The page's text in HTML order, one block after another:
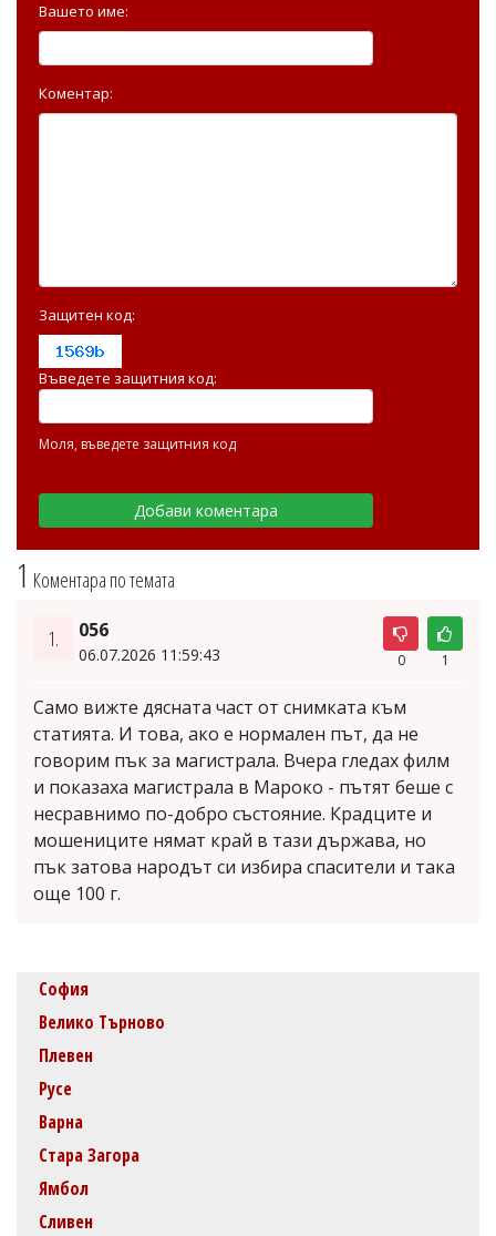
1 Коментара по темата
1. 056
06.07.2026 11:59:43 0 1
Само вижте дясната част от снимката към
статията. И това, ако е нормален път, да не
говорим пък за магистрала. Вчера гледах филм
и показаха магистрала в Мароко - пътят беше с
несравнимо по-добро състояние. Крадците и
мошениците нямат край в тази държава, но
пък затова народът си избира спасители и така
още 100 г.
Вашето име:
Коментар:
Защитен код:
Въведете защитния код:
Моля, въведете защитния код
София
Велико Търново
Плевен
Русе
Варна
Стара Загора
Ямбол
Сливен